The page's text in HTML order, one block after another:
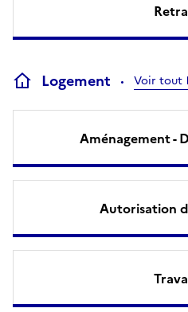
Logement Voir tout
Aménagement -
Autorisation